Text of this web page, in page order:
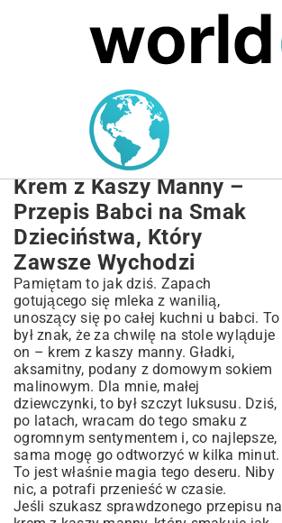
MARIUSZ ŁAMAGA 24.09.2025
Przepis na Krem z Kaszy
Manna: Aksamitny Deser i
Krem do Ciasta
Krem z Kaszy Manny –
Przepis Babci na Smak
Dzieciństwa, Który
Zawsze Wychodzi
Pamiętam to jak dziś. Zapach
gotującego się mleka z wanilią,
unoszący się po całej kuchni u babci. To
był znak, że za chwilę na stole wyląduje
on – krem z kaszy manny. Gładki,
aksamitny, podany z domowym sokiem
malinowym. Dla mnie, małej
dziewczynki, to był szczyt luksusu. Dziś,
po latach, wracam do tego smaku z
ogromnym sentymentem i, co najlepsze,
sama mogę go odtworzyć w kilka minut.
To jest właśnie magia tego deseru. Niby
nic, a potrafi przenieść w czasie.
Jeśli szukasz sprawdzonego przepisu na